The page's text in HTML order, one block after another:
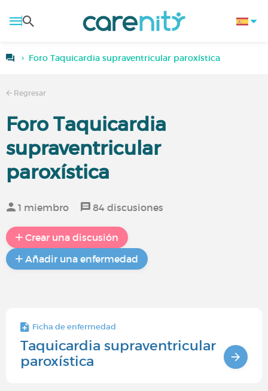
Foro Taquicardia supraventricular paroxística
Regresar
Foro Taquicardia
supraventricular
paroxística
1 miembro 84 discusiones
Crear una discusión
Añadir una enfermedad
Ficha de enfermedad
Taquicardia supraventricular
paroxística